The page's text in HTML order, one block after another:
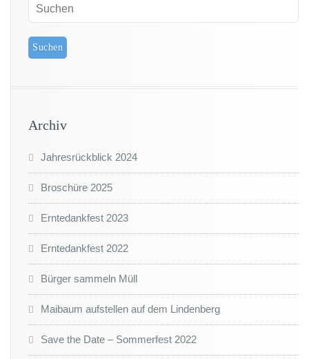
Archiv
Jahresrückblick 2024
Broschüre 2025
Erntedankfest 2023
Erntedankfest 2022
Bürger sammeln Müll
Maibaum aufstellen auf dem Lindenberg
Save the Date – Sommerfest 2022